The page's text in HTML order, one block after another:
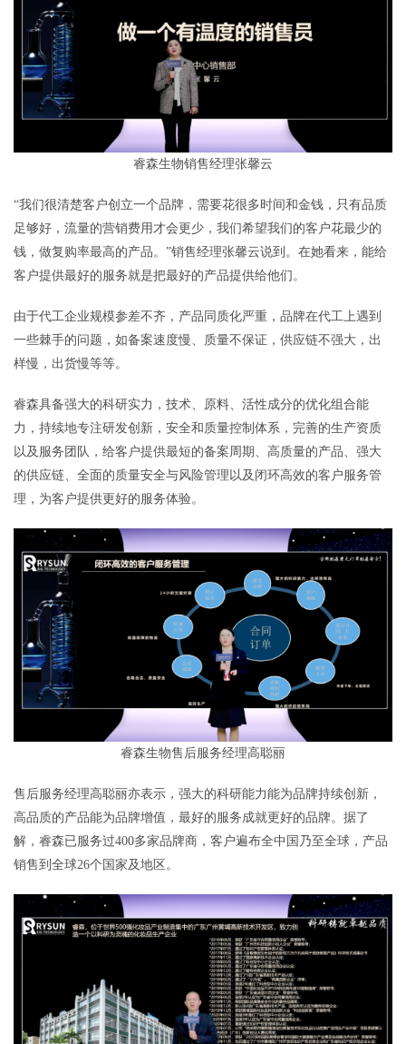
睿森生物销售经理张馨云
“我们很清楚客户创立一个品牌，需要花很多时间和金钱，只有品质
足够好，流量的营销费用才会更少，我们希望我们的客户花最少的
钱，做复购率最高的产品。”销售经理张馨云说到。在她看来，能给
客户提供最好的服务就是把最好的产品提供给他们。
由于代工企业规模参差不齐，产品同质化严重，品牌在代工上遇到
一些棘手的问题，如备案速度慢、质量不保证，供应链不强大，出
样慢，出货慢等等。
睿森具备强大的科研实力，技术、原料、活性成分的优化组合能
力，持续地专注研发创新，安全和质量控制体系，完善的生产资质
以及服务团队，给客户提供最短的备案周期、高质量的产品、强大
的供应链、全面的质量安全与风险管理以及闭环高效的客户服务管
理，为客户提供更好的服务体验。
睿森生物售后服务经理高聪丽
售后服务经理高聪丽亦表示，强大的科研能力能为品牌持续创新，
高品质的产品能为品牌增值，最好的服务成就更好的品牌。据了
解，睿森已服务过400多家品牌商，客户遍布全中国乃至全球，产品
销售到全球26个国家及地区。